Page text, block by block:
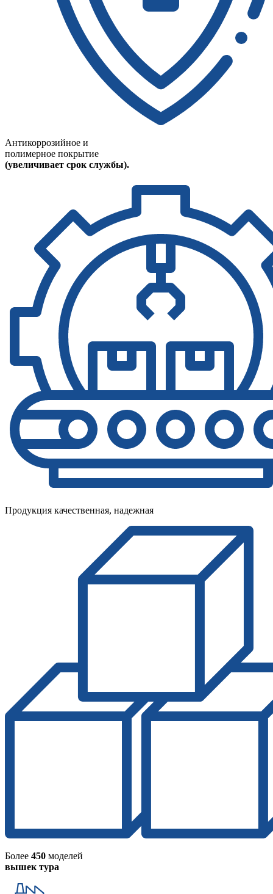
Антикоррозийное и
полимерное покрытие
(увеличивает срок службы).
Продукция качественная, надежная
Более 450 моделей
вышек тура